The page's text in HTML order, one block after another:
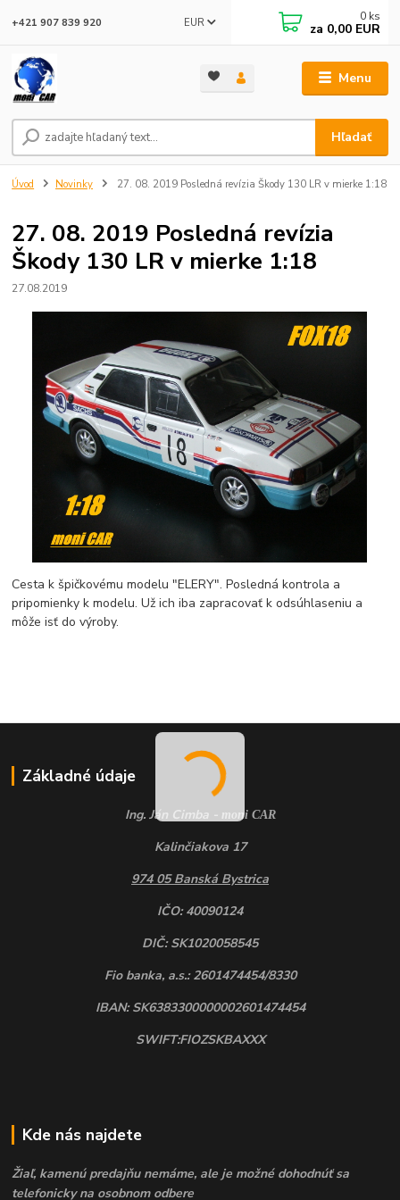
Menu
EUR
Hľadať
+421 907 839 920 0 ks
za 0,00 EUR
Úvod Novinky 27. 08. 2019 Posledná revízia Škody 130 LR v mierke 1:18
27. 08. 2019 Posledná revízia
Škody 130 LR v mierke 1:18
27.08.2019
Cesta k špičkovému modelu "ELERY". Posledná kontrola a
pripomienky k modelu. Už ich iba zapracovať k odsúhlaseniu a
môže isť do výroby.
Základné údaje
Ing. Ján Cimba - moni CAR
Kalinčiakova 17
974 05 Banská Bystrica
IČO: 40090124
DIČ: SK1020058545
Fio banka, a.s.: 2601474454/8330
IBAN: SK6383300000002601474454
SWIFT:FIOZSKBAXXX
Kde nás najdete
Žiaľ, kamenú predajňu nemáme, ale je možné dohodnúť sa
telefonicky na osobnom odbere